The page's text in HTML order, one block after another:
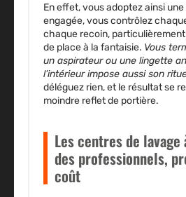
En effet, vous adoptez ainsi
engagée, vous contrôlez
chaque recoin, particulièrement
de place à la fantaisie. Vous
un aspirateur ou une lingette
l’intérieur impose aussi son
déléguez rien, et le résultat se
moindre reflet de portière.
Les centres de lavage
des professionnels,
coût